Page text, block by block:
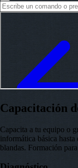
Capacitación
Capacita a tu equipo o
informática básica
blandas. Formación